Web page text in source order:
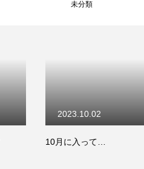
未分類
10月に入って…
2023.10.02